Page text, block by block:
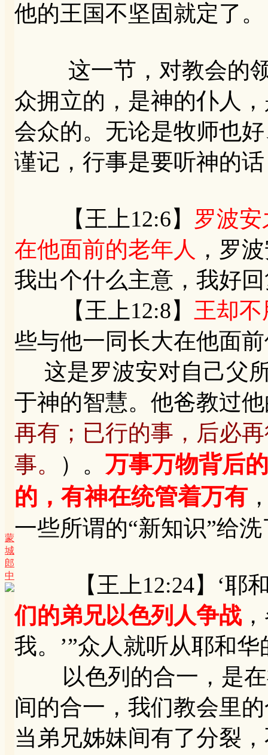
蒙
城
郎
中
他的王国不坚固就定了。
这一节，对教会的领
众拥立的，是神的仆人
会众的。无论是牧师也
谨记，行事是要听神的
【王上12:6】 罗波
在他面前的老年人 ，罗
我出个什么主意，我好
【王上12:8】 王却
些与他一同长大在他面
这是罗波安对自己父
于神的智慧。他爸教过
再有；已行的事，后必
事。
）。 万事万物背后
的，有神在统管着万有
一些所谓的“新知识”给
【王上12:24】‘耶和
们的弟兄以色列人争战
我。’”众人就听从耶和
以色列的合一，是在
间的合一，我们教会里
当弟兄姊妹间有了分裂